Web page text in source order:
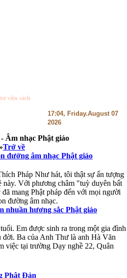
viện sách
17:04, Friday.August 07
2026
Âm nhạc Phật giáo
Trở về
đường âm nhạc Phật giáo
Pháp Như hát, tôi thật sự ấn tượng
Với phương châm "tuỳ duyên bất
mang Phật pháp đến với mọi người
đường âm nhạc.
nhuần hương sắc Phật giáo
Em được sinh ra trong một gia đình
đời. Ba của Anh Thư là anh Hà Văn
việc tại trường Dạy nghề 22, Quân
Phật Đản